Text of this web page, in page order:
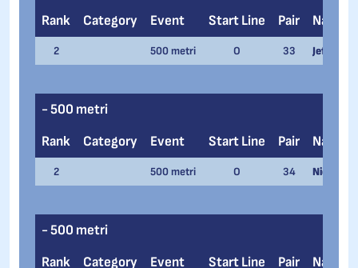
Rank
Category Event Start Line Pair Name
2 500 metri O 33 Jeffrey
- 500 metri
Rank
Category Event Start Line Pair Name
2 500 metri O 34 Nicky
- 500 metri
Rank
Category Event Start Line Pair Name